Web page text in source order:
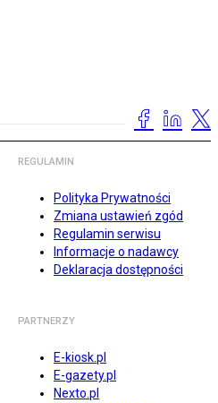
REGULAMIN
Polityka Prywatności
Zmiana ustawień zgód
Regulamin serwisu
Informacje o nadawcy
Deklaracja dostępności
PARTNERZY
E-kiosk.pl
E-gazety.pl
Nexto.pl